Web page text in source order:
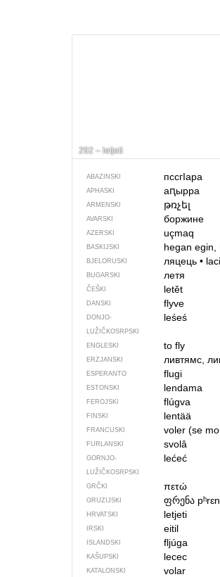
292 – letjeti
ABAZINSKI пссгIара
APHASKI аԥырра
ARMENSKI թռչել
AVARSKI боржине
AZERSKI uçmaq
BASKIJSKI hegan egin,
BJELORUSKI ляцець •
BUGARSKI летя
ČEŠKI letět
DANSKI flyve
DONJO­
LUŽIČKOSRPSKI
leśeś
ENGLESKI to fly
ERZJANSKI ливтямс,
ESPERANTO flugi
ESTONSKI lendama
FEROJSKI flúgva
FINSKI lentää
FRANCUSKI voler (se
FURLANSKI svolâ
GORNJO­
LUŽIČKOSRPSKI
lećeć
GRČKI πετώ
GRUZIJSKI ფრენა
HRVATSKI letjeti
IRSKI eitil
ISLANDSKI fljúga
KAŠUPSKI lecec
KATALONSKI volar